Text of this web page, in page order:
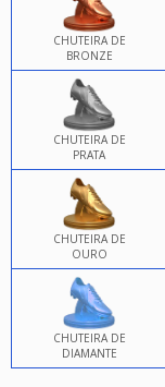
CHUTEIRA DE
BRONZE
CHUTEIRA DE
PRATA
CHUTEIRA DE
OURO
CHUTEIRA DE
DIAMANTE